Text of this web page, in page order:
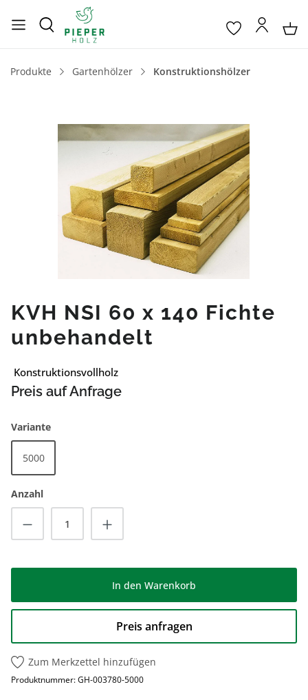
Produkte Gartenhölzer Konstruktionshölzer
Bildergalerie überspringen
KVH NSI 60 x 140 Fichte
unbehandelt
Konstruktionsvollholz
Preis auf Anfrage
Varianteauswählen
5000
Anzahl
Produkt Anzahl: Gib den gewünschten
In den Warenkorb
Preis anfragen
Zum Merkzettel hinzufügen
Produktnummer:GH-003780-5000